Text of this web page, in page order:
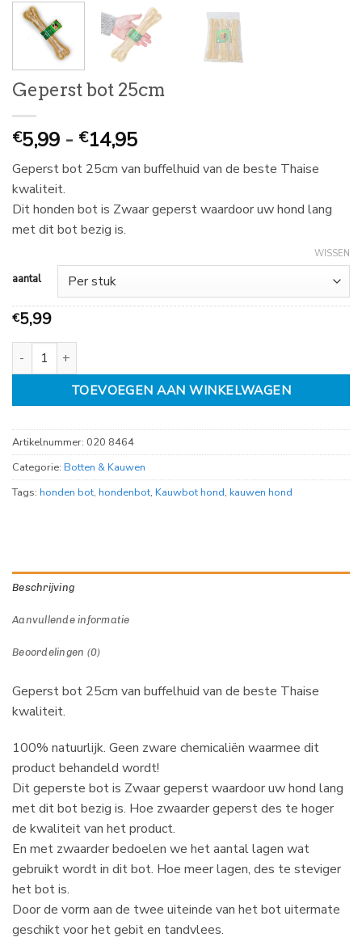
Geperst bot 25cm
€5,99 - €14,95Prijsklasse:
€
5,99
€
Geperst bot 25cm van buffelhuid van de beste Thaise
kwaliteit.
Dit honden bot is Zwaar geperst waardoor uw hond lang
met dit bot bezig is.
aantal
WISSEN
€5,99
Geperst bot 25cm aantal
TOEVOEGEN AAN WINKELWAGEN
Artikelnummer: 020 8464
Categorie: Botten & Kauwen
Tags: honden bot, hondenbot, Kauwbot hond, kauwen hond
Beschrijving
Aanvullende informatie
Beoordelingen (0)
Geperst bot 25cm van buffelhuid van de beste Thaise
kwaliteit.
100% natuurlijk. Geen zware chemicaliën waarmee dit
product behandeld wordt!
Dit geperste bot is Zwaar geperst waardoor uw hond lang
met dit bot bezig is. Hoe zwaarder geperst des te hoger
de kwaliteit van het product.
En met zwaarder bedoelen we het aantal lagen wat
gebruikt wordt in dit bot. Hoe meer lagen, des te steviger
het bot is.
Door de vorm aan de twee uiteinde van het bot uitermate
geschikt voor het gebit en tandvlees.